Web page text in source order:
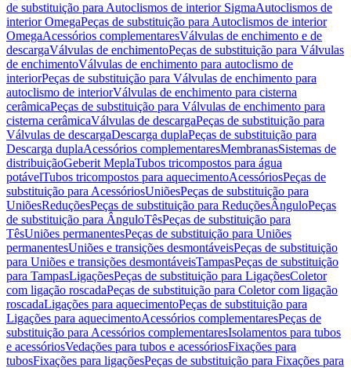
de substituição para Autoclismos de interior SigmaAutoclismos de
interior OmegaPeças de substituição para Autoclismos de interior
OmegaAcessórios complementaresVálvulas de enchimento e de
descargaVálvulas de enchimentoPeças de substituição para Válvulas
de enchimentoVálvulas de enchimento para autoclismo de
interiorPeças de substituição para Válvulas de enchimento para
autoclismo de interiorVálvulas de enchimento para cisterna
cerâmicaPeças de substituição para Válvulas de enchimento para
cisterna cerâmicaVálvulas de descargaPeças de substituição para
Válvulas de descargaDescarga duplaPeças de substituição para
Descarga duplaAcessórios complementaresMembranasSistemas de
distribuiçãoGeberit MeplaTubos tricompostos para água
potávelTubos tricompostos para aquecimentoAcessóriosPeças de
substituição para AcessóriosUniõesPeças de substituição para
UniõesReduçõesPeças de substituição para ReduçõesÂnguloPeças
de substituição para ÂnguloTêsPeças de substituição para
TêsUniões permanentesPeças de substituição para Uniões
permanentesUniões e transições desmontáveisPeças de substituição
para Uniões e transições desmontáveisTampasPeças de substituição
para TampasLigaçõesPeças de substituição para LigaçõesColetor
com ligação roscadaPeças de substituição para Coletor com ligação
roscadaLigações para aquecimentoPeças de substituição para
Ligações para aquecimentoAcessórios complementaresPeças de
substituição para Acessórios complementaresIsolamentos para tubos
e acessóriosVedações para tubos e acessóriosFixações para
tubosFixações para ligaçõesPeças de substituição para Fixações para